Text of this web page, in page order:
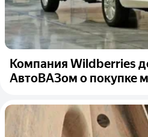
Компания Wildberries
АвтоВАЗом о покупке